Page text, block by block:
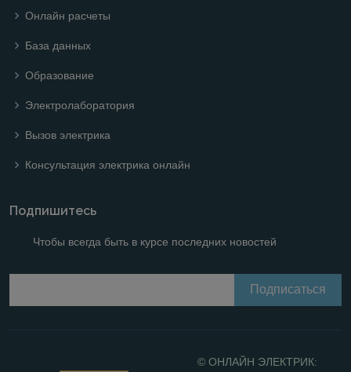
Онлайн расчеты
База данных
Образование
Электролаборатория
Вызов электрика
Консультация электрика онлайн
Подпишитесь
Чтобы всегда быть в курсе последних новостей
© ОНЛАЙН ЭЛЕКТРИК: